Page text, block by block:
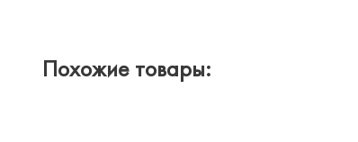
Похожие товары: